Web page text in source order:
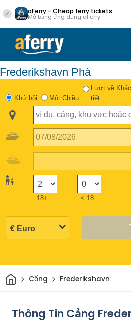
aFerry - Cheap ferry tickets
Mở bằng ứng dụng aFerry
Frederikshavn Phà
Khứ hồi Một Chiều
Lượt về
tiết
18+ < 18
Trang chủ
Cổng Frederikshavn
Thông Tin Cảng